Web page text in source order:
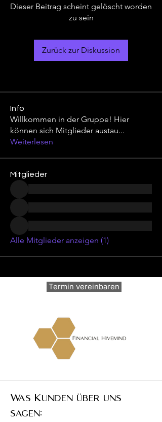
Dieser Beitrag scheint gelöscht worden
zu sein
Zurück zur Diskussion
Info
Willkommen in der Gruppe! Hier
können sich Mitglieder austau...
Weiterlesen
Mitglieder
Alle Mitglieder anzeigen (1)
Termin vereinbaren
Was Kunden über uns
sagen: